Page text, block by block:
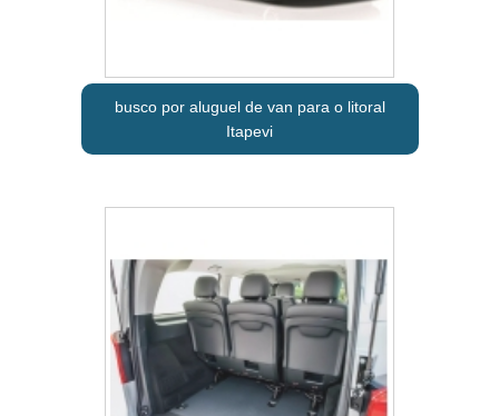
busco por aluguel de van para o litoral
Itapevi